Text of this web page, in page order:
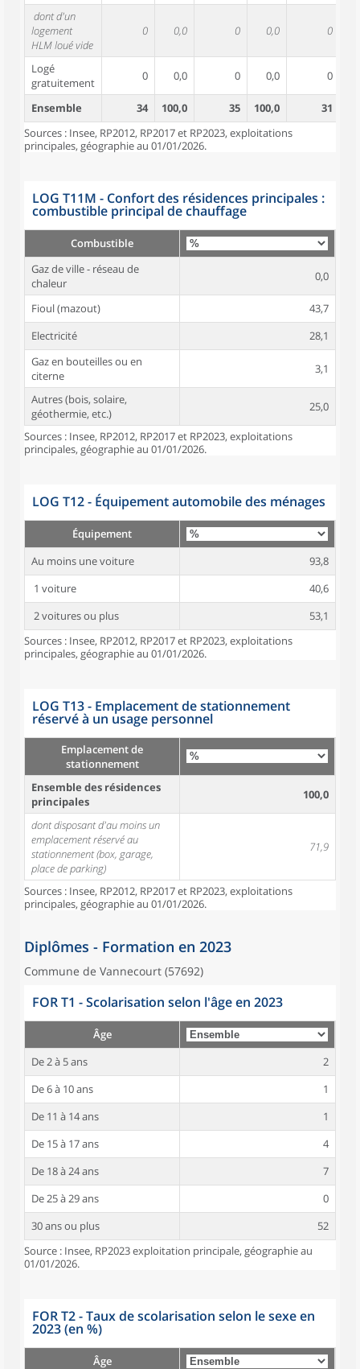
dont d'un
logement
HLM loué vide
0 0,0 0 0,0 0
Logé
gratuitement
0 0,0 0 0,0 0
Ensemble 34 100,0 35 100,0 31
Sources : Insee, RP2012, RP2017 et RP2023, exploitations
principales, géographie au 01/01/2026.
LOG T11M - Confort des résidences principales :
combustible principal de chauffage
Combustible
Gaz de ville - réseau de
chaleur
0,0
Fioul (mazout)
43,7
Electricité
28,1
Gaz en bouteilles ou en
citerne
3,1
Autres (bois, solaire,
géothermie, etc.)
25,0
Sources : Insee, RP2012, RP2017 et RP2023, exploitations
principales, géographie au 01/01/2026.
LOG T12 - Équipement automobile des ménages
Équipement
Au moins une voiture
93,8
1 voiture
40,6
2 voitures ou plus
53,1
Sources : Insee, RP2012, RP2017 et RP2023, exploitations
principales, géographie au 01/01/2026.
LOG T13 - Emplacement de stationnement
réservé à un usage personnel
Emplacement de
stationnement
Ensemble des résidences
principales
100,0
dont disposant d'au moins un
emplacement réservé au
stationnement (box, garage,
place de parking)
71,9
Sources : Insee, RP2012, RP2017 et RP2023, exploitations
principales, géographie au 01/01/2026.
Diplômes - Formation en 2023
Commune de Vannecourt (57692)
FOR T1 - Scolarisation selon l'âge en 2023
Âge
De 2 à 5 ans
2
De 6 à 10 ans
1
De 11 à 14 ans
1
De 15 à 17 ans
4
De 18 à 24 ans
7
De 25 à 29 ans
0
30 ans ou plus
52
Source : Insee, RP2023 exploitation principale, géographie au
01/01/2026.
FOR T2 - Taux de scolarisation selon le sexe en
2023 (en %)
Âge